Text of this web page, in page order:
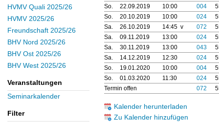
HVMV Quali 2025/26
HVMV 2025/26
Freundschaft 2025/26
BHV Nord 2025/26
BHV Ost 2025/26
BHV West 2025/26
Veranstaltungen
Seminarkalender
Filter
So. 22.09.2019 10:00 004
So.
20.10.2019 10:00 024
Sa.
26.10.2019 14:45 v 072
Sa.
09.11.2019 13:00 024
Sa.
30.11.2019 13:00 043
Sa.
14.12.2019 12:30 024
So.
19.01.2020 10:00 004
So.
01.03.2020 11:30 024
Termin offen
072
Kalender herunterladen
Zu Kalender hinzufügen